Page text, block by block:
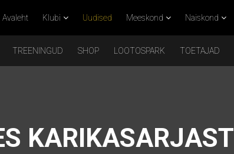
Avaleht Klubi Uudised Meeskond Naiskond
TREENINGUD SHOP LOOTOSPARK TOETAJAD
KARIKASARJAST